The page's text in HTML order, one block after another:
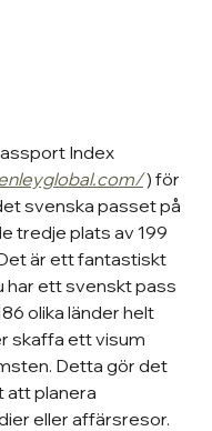
Index
) för
svenska passet på
tredje plats av 199
är ett fantastiskt
har ett svenskt pass
olika länder helt
skaffa ett visum
Detta gör det
att planera
eller affärsresor.